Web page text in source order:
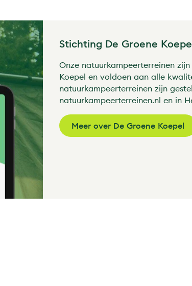
Stichting De Groene
Onze natuurkampeerterreinen
Koepel en voldoen aan alle
natuurkampeerterreinen zijn
natuurkampeerterreinen.nl en in
Meer over De Groene Koepel